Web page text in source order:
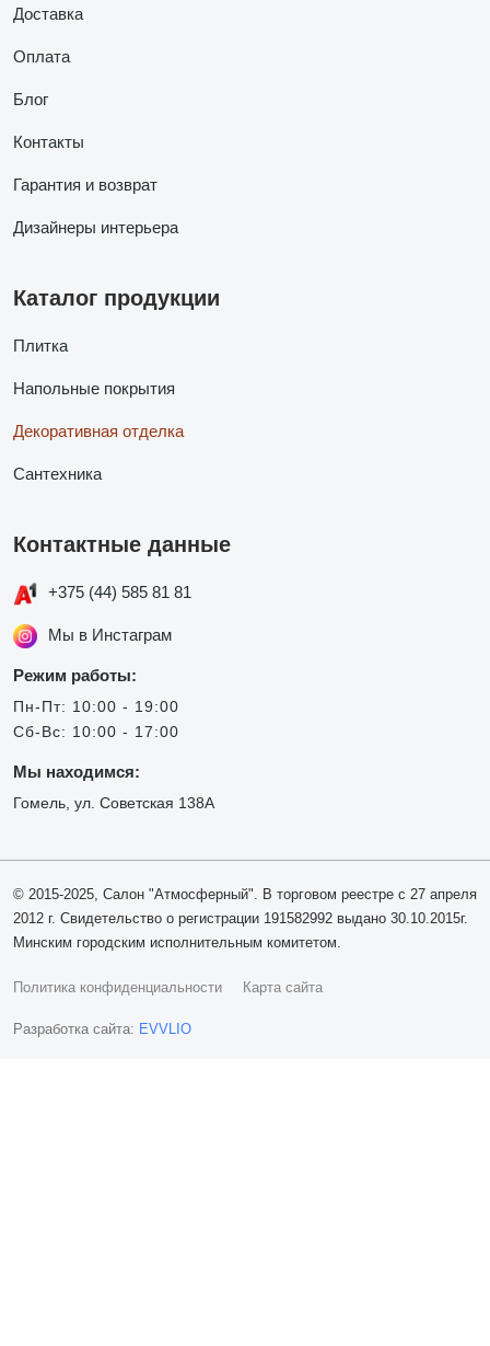
Доставка
Оплата
Блог
Контакты
Гарантия и возврат
Дизайнеры интерьера
Каталог продукции
Плитка
Напольные покрытия
Декоративная отделка
Сантехника
Контактные данные
+375 (44) 585 81 81
Мы в Инстаграм
Режим работы:
Пн-Пт: 10:00 - 19:00
Сб-Вс: 10:00 - 17:00
Мы находимся:
Гомель, ул. Советская 138А
© 2015-2025, Салон "Атмосферный". В торговом реестре с 27 апреля
2012 г. Свидетельство о регистрации 191582992 выдано 30.10.2015г.
Минским городским исполнительным комитетом.
Политика конфиденциальности Карта сайта
Разработка сайта: EVVLIO